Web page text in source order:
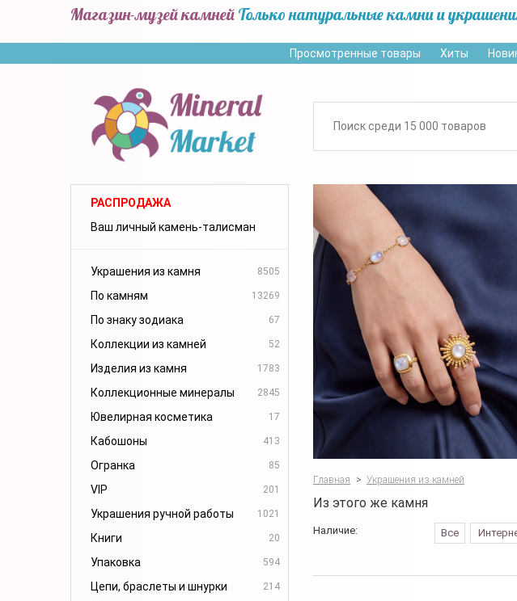
Магазин-музей камней Только натуральные камни и
Просмотренные товары Хиты
РАСПРОДАЖА
Ваш личный камень-талисман
Украшения из камня 8505
По камням 13269
По знаку зодиака 67
Коллекции из камней 52
Изделия из камня 1783
Коллекционные минералы 2845
Ювелирная косметика 17
Кабошоны 413
Огранка 85
VIP 201
Украшения ручной работы 1021
Книги 20
Упаковка 594
Цепи, браслеты и шнурки 214
Главная > Украшения из камней
Из этого же камня
Наличие: Все